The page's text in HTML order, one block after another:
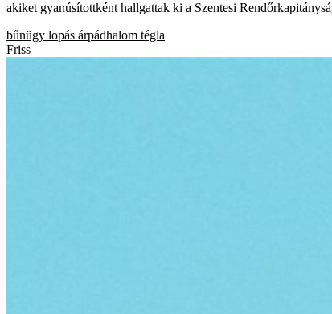
akiket gyanúsítottként hallgattak ki a Szentesi
bűnügy lopás árpádhalom tégla
Friss